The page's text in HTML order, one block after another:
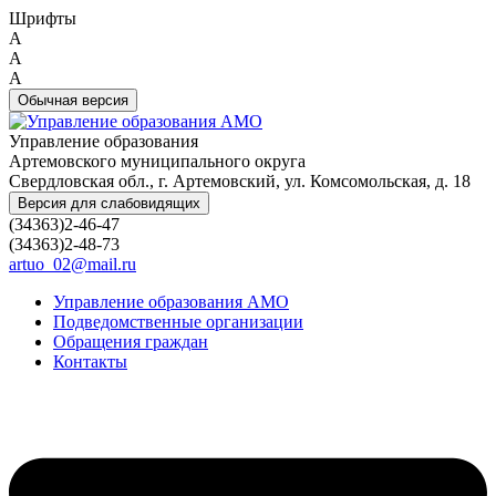
Шрифты
A
A
A
Обычная версия
Управление образования
Артемовского муниципального округа
Свердловская обл., г. Артемовский, ул. Комсомольская, д. 18
Версия для слабовидящих
(34363)2-46-47
(34363)2-48-73
artuo_02@mail.ru
Управление образования АМО
Подведомственные организации
Обращения граждан
Контакты